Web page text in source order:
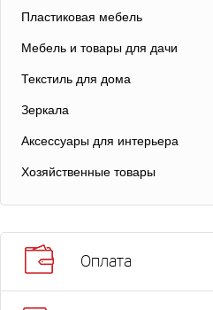
Пластиковая мебель
Мебель и товары для дачи
Текстиль для дома
Зеркала
Аксессуары для интерьера
Хозяйственные товары
Оплата